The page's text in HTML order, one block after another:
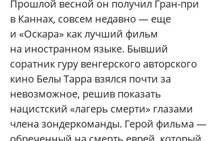
Прошлой весной он получил Гран-при
в Каннах, совсем недавно — еще
и «Оскара» как лучший фильм
на иностранном языке. Бывший
соратник гуру венгерского авторского
кино Белы Тарра взялся почти за
невозможное, решив показать
нацистский «лагерь смерти» глазами
члена зондеркоманды. Герой фильма —